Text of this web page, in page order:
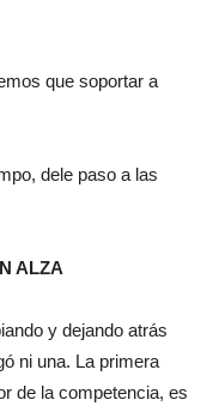
que soportar a
dele paso a las
ALZA
y dejando atrás
ni una. La primera
de la competencia, es